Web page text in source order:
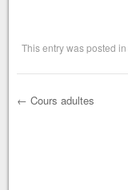
This entry was posted in
← Cours adultes